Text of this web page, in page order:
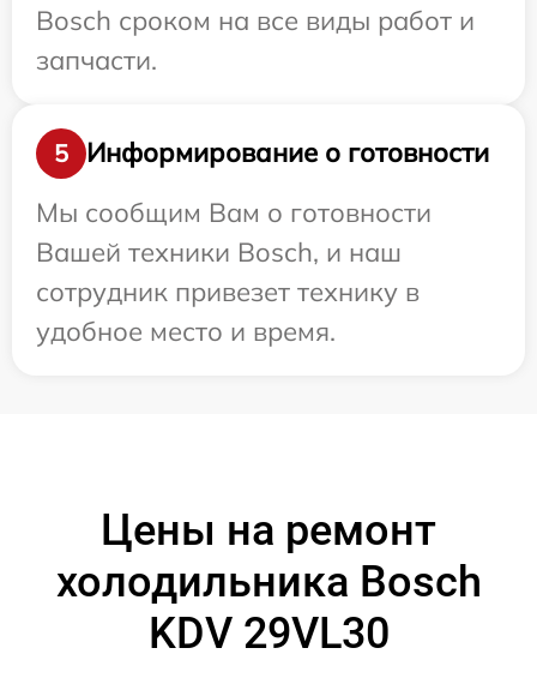
Bosch сроком на все виды работ и
запчасти.
5
Информирование о готовности
Мы сообщим Вам о готовности
Вашей техники Bosch, и наш
сотрудник привезет технику в
удобное место и время.
Цены на ремонт
холодильника Bosch
KDV 29VL30